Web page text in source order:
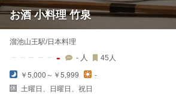
お酒 小料理 竹泉
溜池山王駅/日本料理
- - 人 45 人
￥5,000～￥5,999
-
土曜日、日曜日、祝日